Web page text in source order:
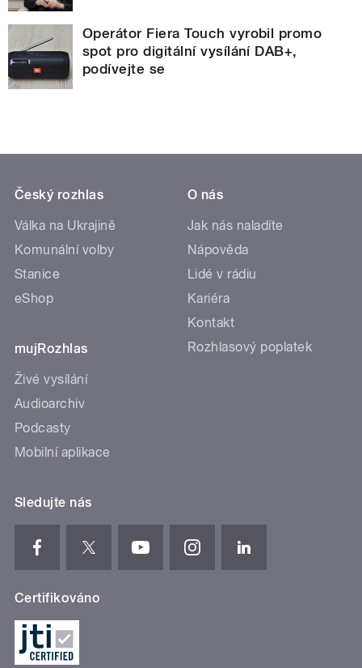
Operátor Fiera Touch vyrobil promo
spot pro digitální vysílání DAB+,
podívejte se
Český rozhlas
Válka na Ukrajině
Komunální volby
Stanice
eShop
mujRozhlas
Živé vysílání
Audioarchiv
Podcasty
Mobilní aplikace
O nás
Jak nás naladíte
Nápověda
Lidé v rádiu
Kariéra
Kontakt
Rozhlasový poplatek
Sledujte nás
Certifikováno